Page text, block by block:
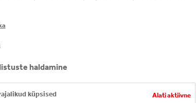
haldamine
küpsised Alati aktiivne